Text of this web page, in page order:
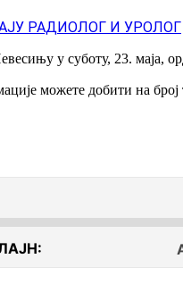
у суботу, 23. маја,
можете добити на